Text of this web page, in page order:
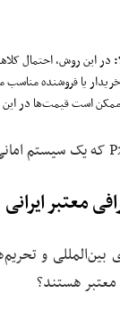
در این روش، احتمال
خریدار یا فروشنده
ممکن است قیمت‌ها در این
معتبر ایرانی
و
هستند؟